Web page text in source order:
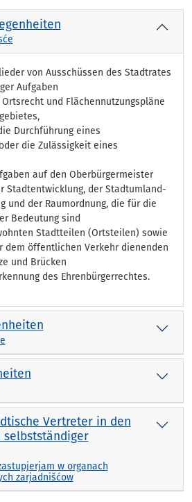
von Ausschüssen des Stadtrates
Aufgaben
und Flächennutzungspläne
Durchführung eines
die Zulässigkeit eines
auf den Oberbürgermeister
Stadtentwicklung, der Stadtumland-
und der Raumordnung, die für die
Bedeutung sind
Stadtteilen (Ortsteilen) sowie
dem öffentlichen Verkehr dienenden
und Brücken
des Ehrenbürgerrechtes.
Vertreter in den
selbstständiger
w organach
zarjadnišćow